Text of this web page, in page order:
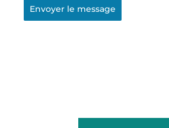
Envoyer le message